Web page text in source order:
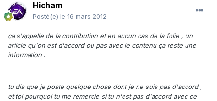
Hicham
Posté(e) le 16 mars 2012
ça s'appelle de la contribution et en aucun cas de la folie , un
article qu'on est d'accord ou pas avec le contenu ça reste une
information .
tu dis que je poste quelque chose dont je ne suis pas d'accord ,
et toi pourquoi tu me remercie si tu n'est pas d'accord avec ce